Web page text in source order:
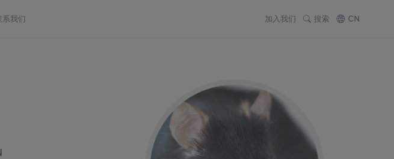
系我们 加入我们 搜索 CN